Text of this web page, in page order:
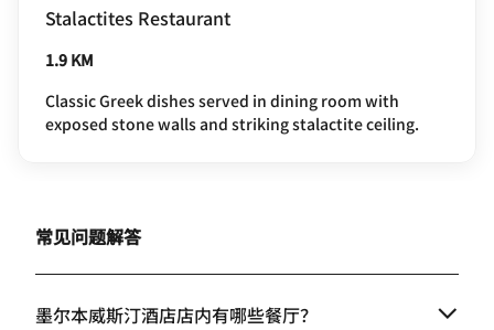
Stalactites Restaurant
1.9 KM
Classic Greek dishes served in dining room with
exposed stone walls and striking stalactite ceiling.
常见问题解答
墨尔本威斯汀酒店店内有哪些餐厅？